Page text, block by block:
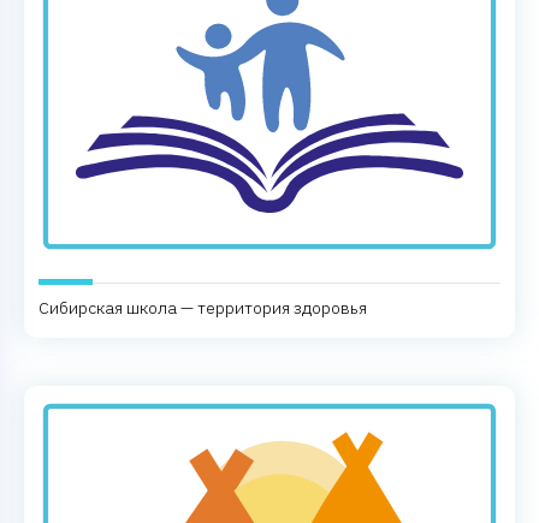
Сибирская школа — территория здоровья